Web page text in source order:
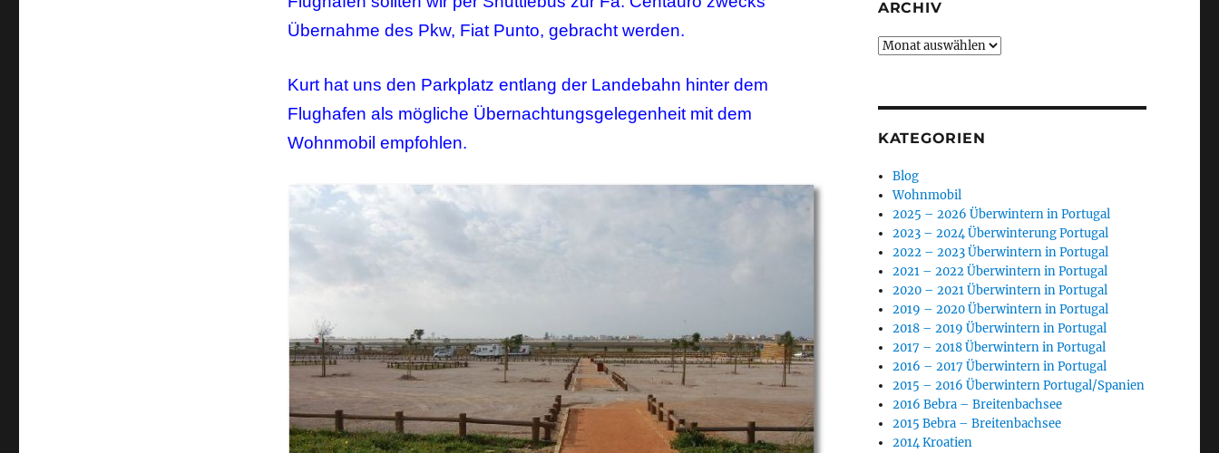
Übernahme des Pkw, Fiat Punto, gebracht werden.
Kurt hat uns den Parkplatz entlang der Landebahn hinter dem
Flughafen als mögliche Übernachtungsgelegenheit mit dem
Wohnmobil empfohlen.
ARCHIV
Archiv
KATEGORIEN
Blog
Wohnmobil
2025 – 2026 Überwintern in Portugal
2023 – 2024 Überwinterung Portugal
2022 – 2023 Überwintern in Portugal
2021 – 2022 Überwintern in Portugal
2020 – 2021 Überwintern in Portugal
2019 – 2020 Überwintern in Portugal
2018 – 2019 Überwintern in Portugal
2017 – 2018 Überwintern in Portugal
2016 – 2017 Überwintern in Portugal
2015 – 2016 Überwintern Portugal/Spanien
2016 Bebra – Breitenbachsee
2015 Bebra – Breitenbachsee
2014 Kroatien